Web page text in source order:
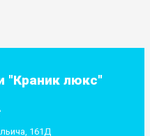
"Краник люкс"
161Д